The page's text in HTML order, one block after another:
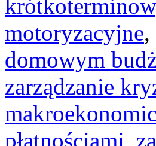
motoryzacyjne,
domowym
zarządzanie
płatnościami,